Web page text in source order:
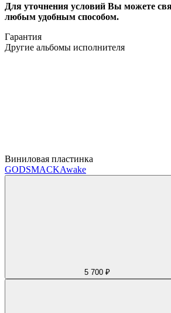
Для уточнения условий Вы можете
любым удобным способом.
Гарантия
Другие альбомы исполнителя
Виниловая пластинка
GODSMACKAwake
5 700 ₽